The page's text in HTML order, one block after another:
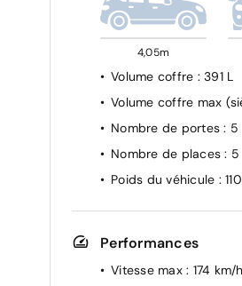
Déconnexion airbag
Eclairage AV et AR
passager AV
Système
Contrôle dynamique
4,05m
Volume coffre : 391 L
Volume coffre max
Nombre de portes: 5
Nombre de places: 5
Poids du véhicule :
Performances
Vitesse max : 174 km/h